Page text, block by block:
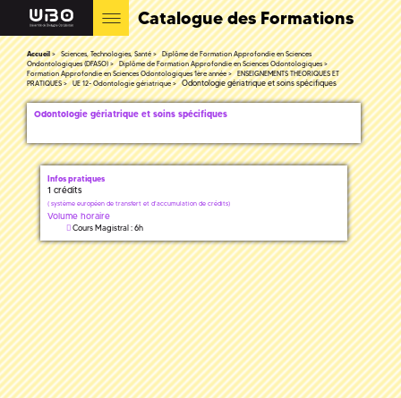
Catalogue des Formations
Accueil Sciences, Technologies, Santé
Diplôme de Formation Approfondie en Sciences
Ondontologiques (DFASO)
Diplôme de Formation Approfondie en Sciences Odontologiques
Formation Approfondie en Sciences Odontologiques 1ère année
ENSEIGNEMENTS THEORIQUES ET
PRATIQUES
UE 12- Odontologie gériatrique Odontologie gériatrique et soins spécifiques
Odontologie gériatrique et soins spécifiques
Infos pratiques
1 crédits
( système européen de transfert et d'accumulation de crédits)
Volume horaire
Cours Magistral : 6h